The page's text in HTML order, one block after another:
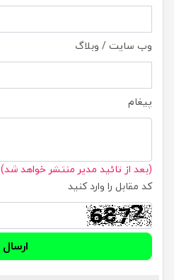
وب سایت / وبلاگ
پیغام
(بعد از تائید مدیر منتشر خواهد شد)
کد مقابل را وارد کنید
ارسال